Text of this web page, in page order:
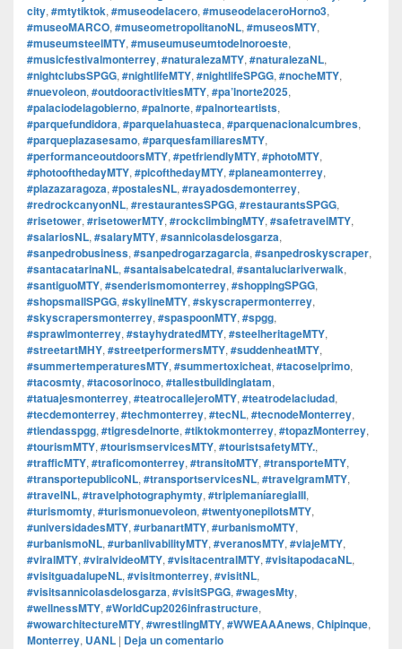
city, #mtytiktok, #museodelacero, #museodelaceroHorno3,
#museoMARCO, #museometropolitanoNL, #museosMTY,
#museumsteelMTY, #museumuseumtodelnoroeste,
#musicfestivalmonterrey, #naturalezaMTY, #naturalezaNL,
#nightclubsSPGG, #nightlifeMTY, #nightlifeSPGG, #nocheMTY,
#nuevoleon, #outdooractivitiesMTY, #pa’lnorte2025,
#palaciodelagobierno, #palnorte, #palnorteartists,
#parquefundidora, #parquelahuasteca, #parquenacionalcumbres,
#parqueplazasesamo, #parquesfamiliaresMTY,
#performanceoutdoorsMTY, #petfriendlyMTY, #photoMTY,
#photoofthedayMTY, #picofthedayMTY, #planeamonterrey,
#plazazaragoza, #postalesNL, #rayadosdemonterrey,
#redrockcanyonNL, #restaurantesSPGG, #restaurantsSPGG,
#risetower, #risetowerMTY, #rockclimbingMTY, #safetravelMTY,
#salariosNL, #salaryMTY, #sannicolasdelosgarza,
#sanpedrobusiness, #sanpedrogarzagarcia, #sanpedroskyscraper,
#santacatarinaNL, #santaisabelcatedral, #santaluciariverwalk,
#santiguoMTY, #senderismomonterrey, #shoppingSPGG,
#shopsmallSPGG, #skylineMTY, #skyscrapermonterrey,
#skyscrapersmonterrey, #spaspoonMTY, #spgg,
#sprawlmonterrey, #stayhydratedMTY, #steelheritageMTY,
#streetartMHY, #streetperformersMTY, #suddenheatMTY,
#summertemperaturesMTY, #summertoxicheat, #tacoselprimo,
#tacosmty, #tacosorinoco, #tallestbuildinglatam,
#tatuajesmonterrey, #teatrocallejeroMTY, #teatrodelaciudad,
#tecdemonterrey, #techmonterrey, #tecNL, #tecnodeMonterrey,
#tiendasspgg, #tigresdelnorte, #tiktokmonterrey, #topazMonterrey,
#tourismMTY, #tourismservicesMTY, #touristsafetyMTY.,
#trafficMTY, #traficomonterrey, #transitoMTY, #transporteMTY,
#transportepublicoNL, #transportservicesNL, #travelgramMTY,
#travelNL, #travelphotographymty, #triplemaníaregiaIII,
#turismomty, #turismonuevoleon, #twentyonepilotsMTY,
#universidadesMTY, #urbanartMTY, #urbanismoMTY,
#urbanismoNL, #urbanlivabilityMTY, #veranosMTY, #viajeMTY,
#viralMTY, #viralvideoMTY, #visitacentralMTY, #visitapodacaNL,
#visitguadalupeNL, #visitmonterrey, #visitNL,
#visitsannicolasdelosgarza, #visitSPGG, #wagesMty,
#wellnessMTY, #WorldCup2026infrastructure,
#wowarchitectureMTY, #wrestlingMTY, #WWEAAAnews, Chipinque,
Monterrey, UANL | Deja un comentario